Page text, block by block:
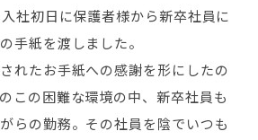
社初日に保護者様から新卒社員に
手紙を渡しました。
れたお手紙への感謝を形にしたの
この困難な環境の中、新卒社員も
らの勤務。その社員を陰でいつも